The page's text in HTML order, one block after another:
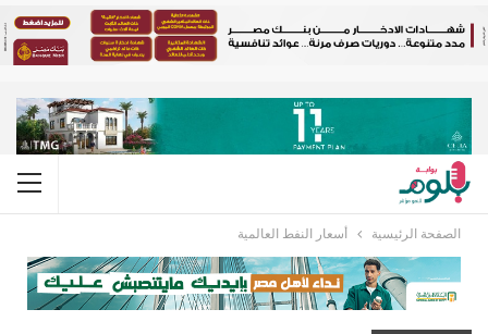
الصفحة الرئيسية أسعار النفط العالمية